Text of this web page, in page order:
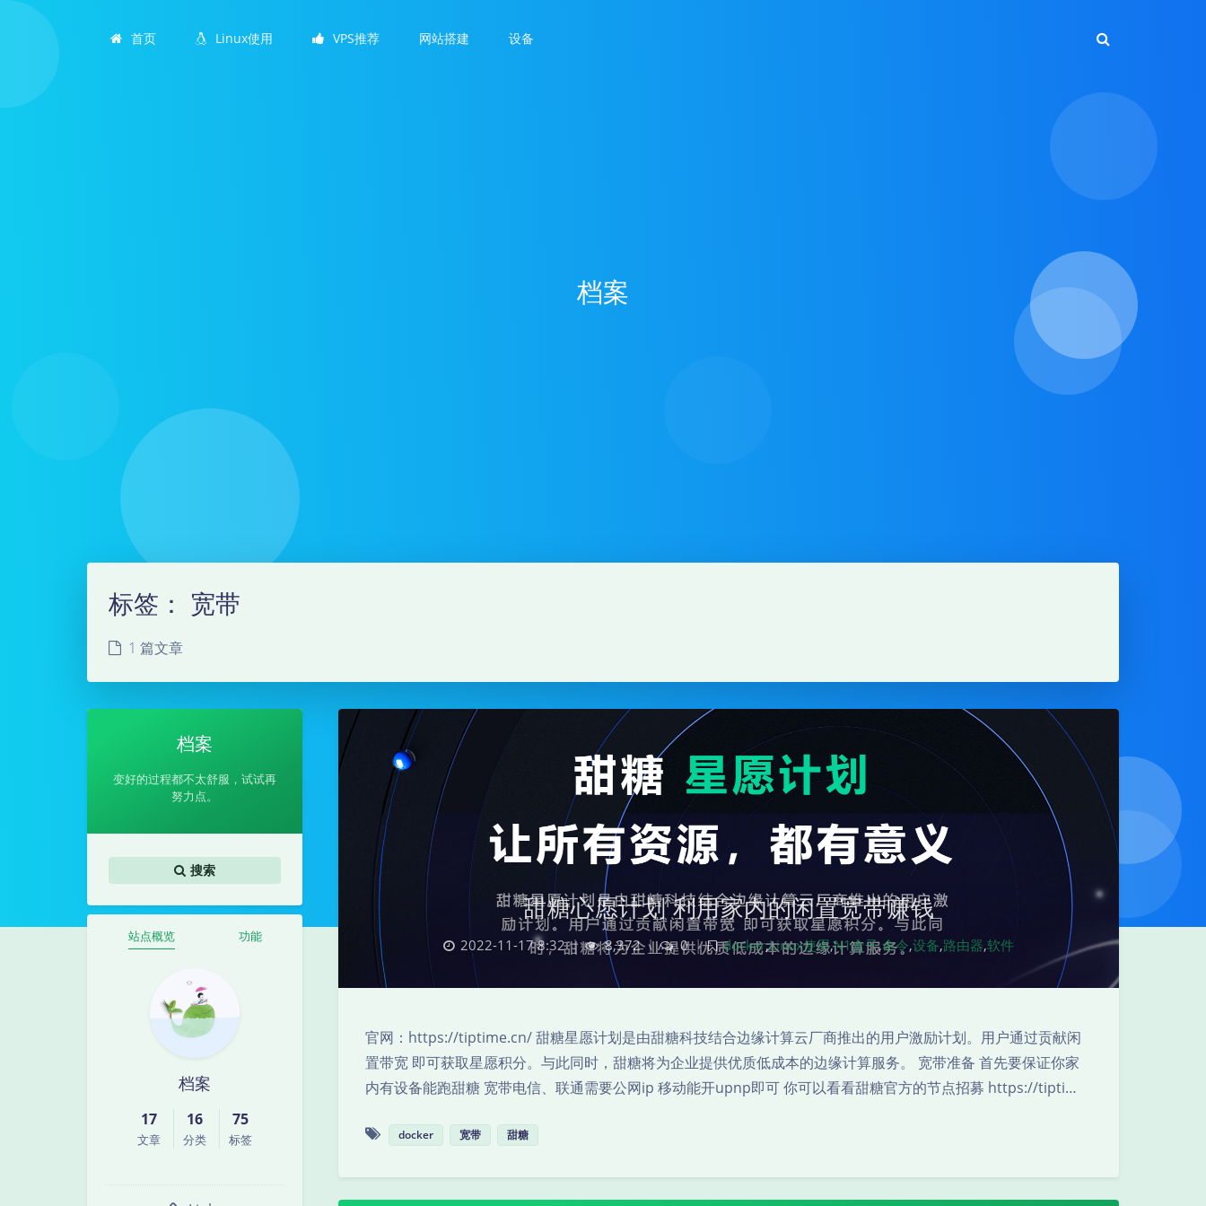
首页 Linux使用 VPS推荐 网站搭建 设备
档案
夜间模式
Sans Serif Serif
浅阴影 深阴影
标签： 宽带
1 篇文章
档案
变好的过程都不太舒服，试试再
努力点。
搜索
站点概览 功能
档案
17
文章
16
分类
75
标签
甜糖心愿计划 利用家内的闲置宽带赚钱
2022-11-17 8:32 | 8,372 | 0 | docker,Linux使用,N1盒子,命令,设备,路由器,软件
官网：https://tiptime.cn/ 甜糖星愿计划是由甜糖科技结合边缘计算云厂商推出的用户激励计划。用户通过贡献闲
置带宽 即可获取星愿积分。与此同时，甜糖将为企业提供优质低成本的边缘计算服务。 宽带准备 首先要保证你家
内有设备能跑甜糖 宽带电信、联通需要公网ip 移动能开upnp即可 你可以看看甜糖官方的节点招募 https://tipti…
docker 宽带 甜糖